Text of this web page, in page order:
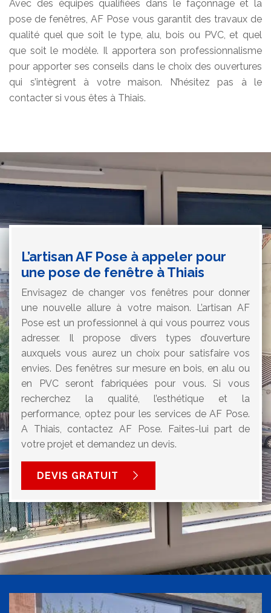
Avec des équipes qualifiées dans le façonnage et la
pose de fenêtres, AF Pose vous garantit des travaux de
qualité quel que soit le type, alu, bois ou PVC, et quel
que soit le modèle. Il apportera son professionnalisme
pour apporter ses conseils dans le choix des ouvertures
qui s’intègrent à votre maison. N’hésitez pas à le
contacter si vous êtes à Thiais.
L’artisan AF Pose à appeler pour
une pose de fenêtre à Thiais
Envisagez de changer vos fenêtres pour donner
une nouvelle allure à votre maison. L’artisan AF
Pose est un professionnel à qui vous pourrez vous
adresser. Il propose divers types d’ouverture
auxquels vous aurez un choix pour satisfaire vos
envies. Des fenêtres sur mesure en bois, en alu ou
en PVC seront fabriquées pour vous. Si vous
recherchez la qualité, l’esthétique et la
performance, optez pour les services de AF Pose.
A Thiais, contactez AF Pose. Faites-lui part de
votre projet et demandez un devis.
DEVIS GRATUIT